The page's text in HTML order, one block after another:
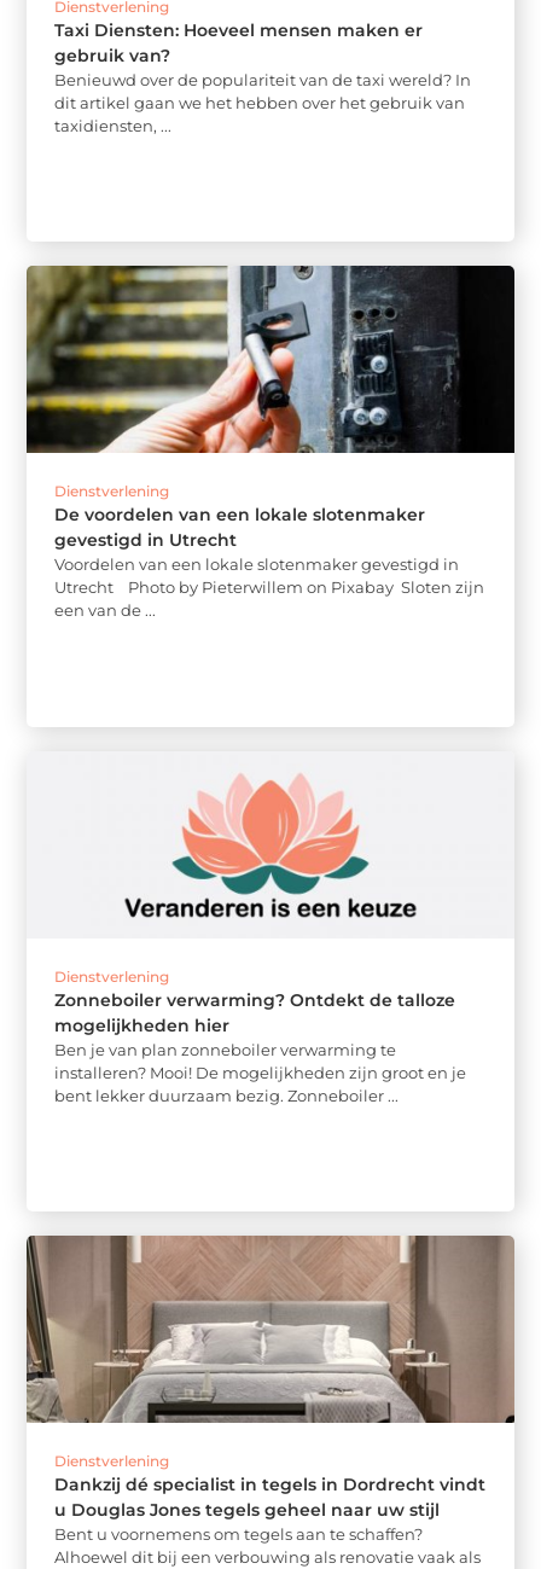
Dienstverlening
Taxi Diensten: Hoeveel mensen maken er
gebruik van?
Benieuwd over de populariteit van de taxi wereld? In
dit artikel gaan we het hebben over het gebruik van
taxidiensten, ...
Dienstverlening
De voordelen van een lokale slotenmaker
gevestigd in Utrecht
Voordelen van een lokale slotenmaker gevestigd in
Utrecht ‍ Photo by Pieterwillem on Pixabay ‍ Sloten zijn
een van de ...
Dienstverlening
Zonneboiler verwarming? Ontdekt de talloze
mogelijkheden hier
Ben je van plan zonneboiler verwarming te
installeren? Mooi! De mogelijkheden zijn groot en je
bent lekker duurzaam bezig. Zonneboiler ...
Dienstverlening
Dankzij dé specialist in tegels in Dordrecht vindt
u Douglas Jones tegels geheel naar uw stijl
Bent u voornemens om tegels aan te schaffen?
Alhoewel dit bij een verbouwing als renovatie vaak als